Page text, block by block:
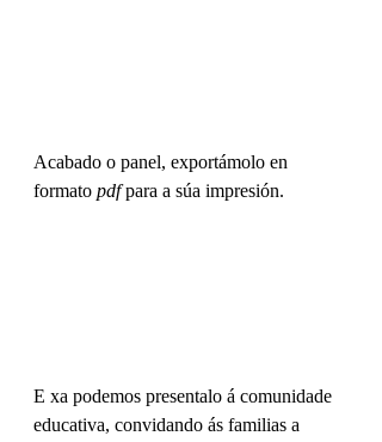
Acabado o panel, exportámolo en
formato pdf para a súa impresión.
E xa podemos presentalo á comunidade
educativa, convidando ás familias a